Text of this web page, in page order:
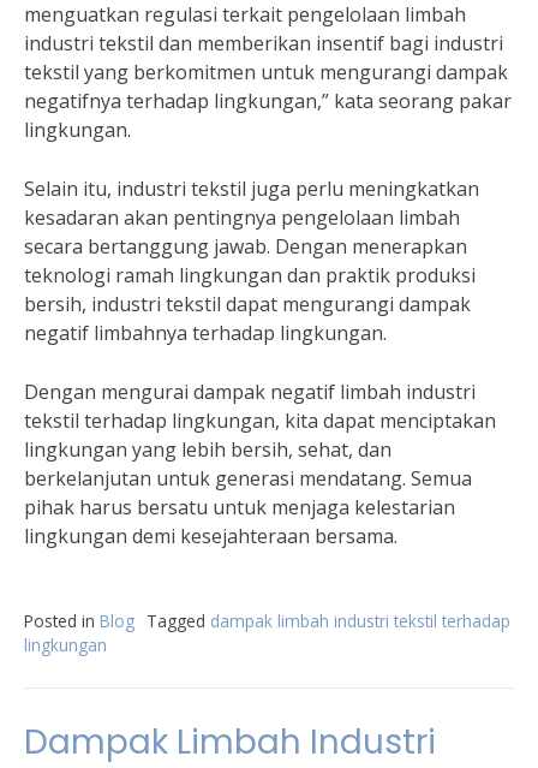
menguatkan regulasi terkait pengelolaan limbah
industri tekstil dan memberikan insentif bagi industri
tekstil yang berkomitmen untuk mengurangi dampak
negatifnya terhadap lingkungan,” kata seorang pakar
lingkungan.
Selain itu, industri tekstil juga perlu meningkatkan
kesadaran akan pentingnya pengelolaan limbah
secara bertanggung jawab. Dengan menerapkan
teknologi ramah lingkungan dan praktik produksi
bersih, industri tekstil dapat mengurangi dampak
negatif limbahnya terhadap lingkungan.
Dengan mengurai dampak negatif limbah industri
tekstil terhadap lingkungan, kita dapat menciptakan
lingkungan yang lebih bersih, sehat, dan
berkelanjutan untuk generasi mendatang. Semua
pihak harus bersatu untuk menjaga kelestarian
lingkungan demi kesejahteraan bersama.
Posted in Blog Tagged dampak limbah industri tekstil terhadap
lingkungan
Dampak Limbah Industri